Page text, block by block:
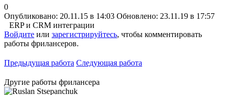
0
Опубликовано: 20.11.15 в 14:03 Обновлено: 23.11.19 в 17:57
ERP и CRM интеграции
Войдите или зарегистрируйтесь, чтобы комментировать
работы фрилансеров.
Предыдущая работа Следующая работа
Другие работы фрилансера